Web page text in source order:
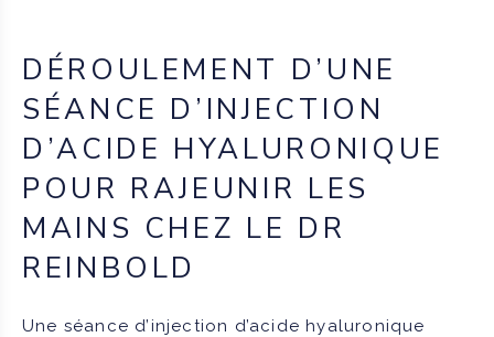
DÉROULEMENT D’UNE
SÉANCE D’INJECTION
D’ACIDE HYALURONIQUE
POUR RAJEUNIR LES
MAINS CHEZ LE DR
REINBOLD
Une séance d’injection d’acide hyaluronique